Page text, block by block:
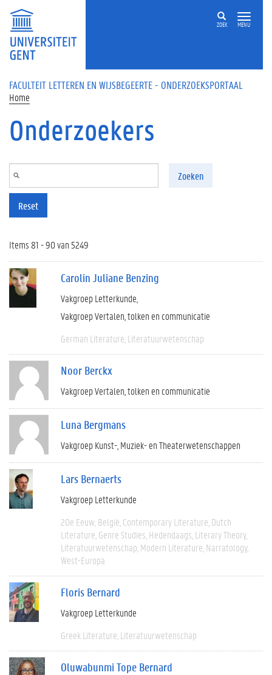
Overslaan en naar de inhoud gaan
ZOEK MENU
FACULTEIT LETTEREN EN WIJSBEGEERTE - ONDERZOEKSPORTAAL
Home
Onderzoekers
Zoeken
Reset
Items 81 - 90 van 5249
Carolin Juliane Benzing
Vakgroep Letterkunde
Vakgroep Vertalen, tolken en communicatie
German Literature Literatuurwetenschap
Noor Berckx
Vakgroep Vertalen, tolken en communicatie
Luna Bergmans
Vakgroep Kunst-, Muziek- en Theaterwetenschappen
Lars Bernaerts
Vakgroep Letterkunde
20e Eeuw België Contemporary Literature Dutch
Literature Genre Studies Hedendaags Literary Theory
Literatuurwetenschap Modern Literature Narratology
West-Europa
Floris Bernard
Vakgroep Letterkunde
Greek Literature Literatuurwetenschap
Oluwabunmi Tope Bernard